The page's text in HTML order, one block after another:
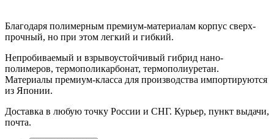
Благодаря полимерным премиум-материалам корпус сверх-
прочный, но при этом легкий и гибкий.
Непробиваемый и взрывоустойчивый гибрид нано-
полимеров, термополикарбонат, термополиуретан.
Материалы премиум-класса для производства импортируются
из Японии.
Доставка в любую точку России и СНГ. Курьер, пункт выдачи,
почта.